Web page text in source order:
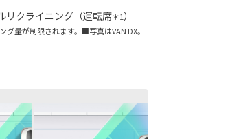
リクライニング（運転席＊1）
グ量が制限されます。■写真はVAN DX。